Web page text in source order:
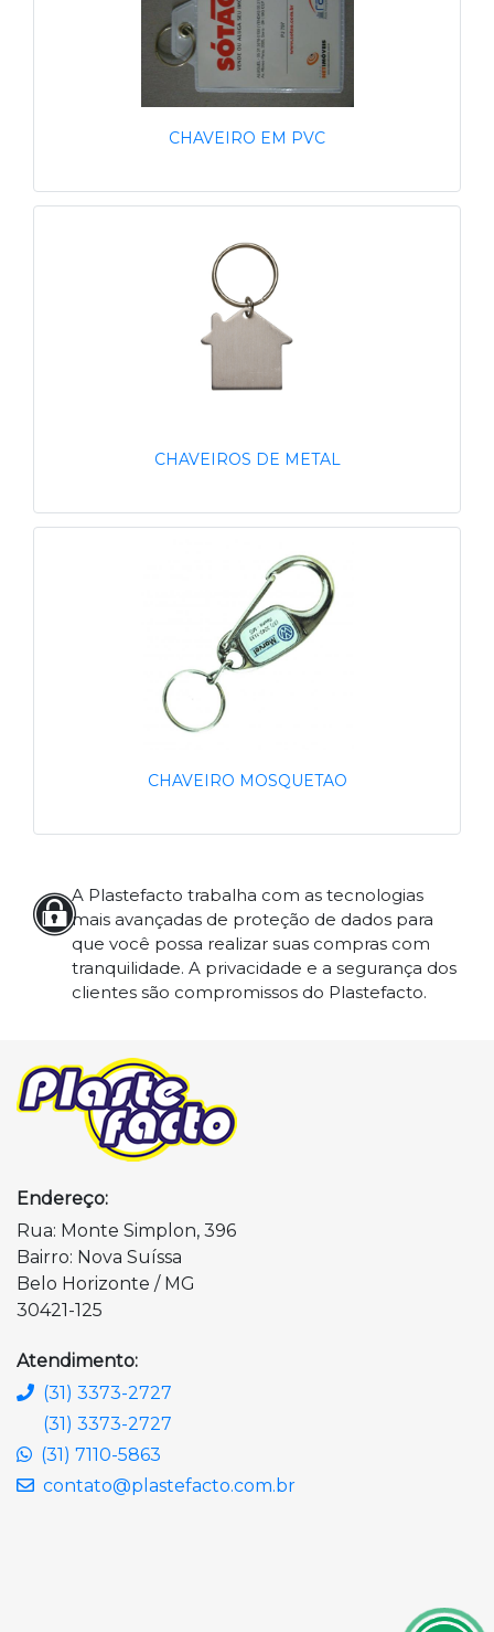
CHAVEIRO EM PVC
CHAVEIROS DE METAL
CHAVEIRO MOSQUETAO
A Plastefacto trabalha com as tecnologias
mais avançadas de proteção de dados para
que você possa realizar suas compras com
tranquilidade. A privacidade e a segurança dos
clientes são compromissos do Plastefacto.
Endereço:
Rua: Monte Simplon, 396
Bairro: Nova Suíssa
Belo Horizonte / MG
30421-125
Atendimento:
(31) 3373-2727
(31) 3373-2727
(31) 7110-5863
contato@plastefacto.com.br